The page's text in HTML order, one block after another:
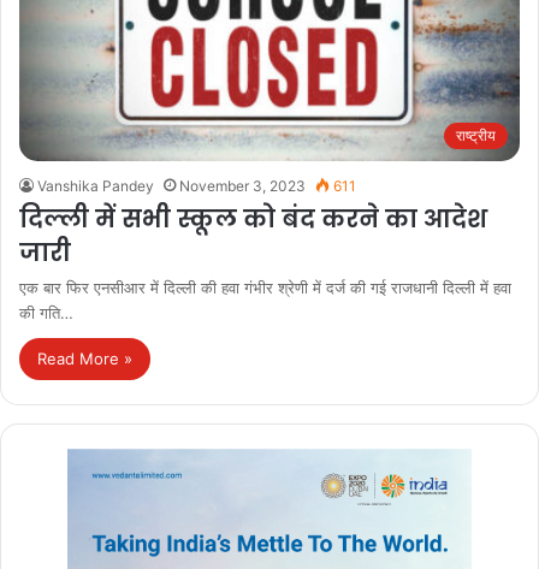
राष्ट्रीय
Vanshika Pandey November 3, 2023 611
दिल्ली में सभी स्कूल को बंद करने का आदेश
जारी
एक बार फिर एनसीआर में दिल्ली की हवा गंभीर श्रेणी में दर्ज की गई राजधानी दिल्ली में हवा
की गति…
Read More »